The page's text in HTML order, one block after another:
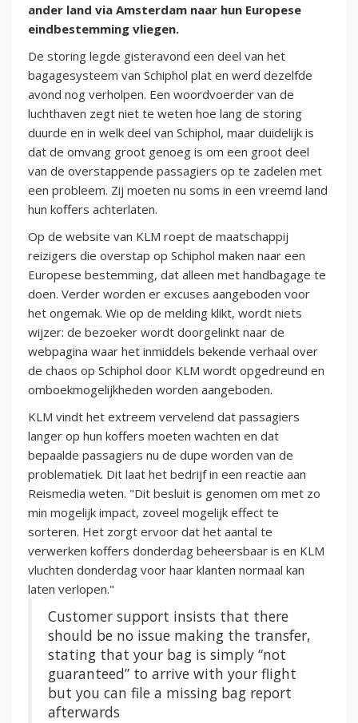
ander land via Amsterdam naar hun Europese
eindbestemming vliegen.
De storing legde gisteravond een deel van het
bagagesysteem van Schiphol plat en werd dezelfde
avond nog verholpen. Een woordvoerder van de
luchthaven zegt niet te weten hoe lang de storing
duurde en in welk deel van Schiphol, maar duidelijk is
dat de omvang groot genoeg is om een groot deel
van de overstappende passagiers op te zadelen met
een probleem. Zij moeten nu soms in een vreemd land
hun koffers achterlaten.
Op de website van KLM roept de maatschappij
reizigers die overstap op Schiphol maken naar een
Europese bestemming, dat alleen met handbagage te
doen. Verder worden er excuses aangeboden voor
het ongemak. Wie op de melding klikt, wordt niets
wijzer: de bezoeker wordt doorgelinkt naar de
webpagina waar het inmiddels bekende verhaal over
de chaos op Schiphol door KLM wordt opgedreund en
omboekmogelijkheden worden aangeboden.
KLM vindt het extreem vervelend dat passagiers
langer op hun koffers moeten wachten en dat
bepaalde passagiers nu de dupe worden van de
problematiek. Dit laat het bedrijf in een reactie aan
Reismedia weten. "Dit besluit is genomen om met zo
min mogelijk impact, zoveel mogelijk effect te
sorteren. Het zorgt ervoor dat het aantal te
verwerken koffers donderdag beheersbaar is en KLM
vluchten donderdag voor haar klanten normaal kan
laten verlopen."
Customer support insists that there
should be no issue making the transfer,
stating that your bag is simply “not
guaranteed” to arrive with your flight
but you can file a missing bag report
afterwards